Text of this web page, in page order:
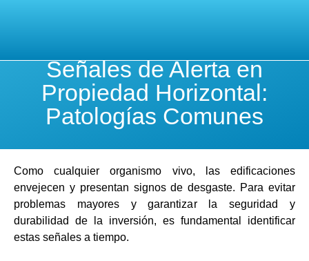
Señales de Alerta en
Propiedad Horizontal:
Patologías Comunes
Como cualquier organismo vivo, las edificaciones
envejecen y presentan signos de desgaste. Para evitar
problemas mayores y garantizar la seguridad y
durabilidad de la inversión, es fundamental identificar
estas señales a tiempo.